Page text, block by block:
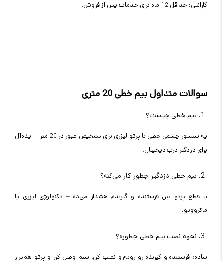
گارانتی: حداقل 12 ماه برای خدمات پس از فروش.
سوالات متداول بیم خطی 20 متری
بیم خطی چیست؟
یه سنسور چشمی خطی با پرتو لیزری برای تشخیص عبور در 20 متر – ایده‌آل
برای دزدگیر درب دیجیتال.
بیم خطی دزدگیر چطور کار می‌کنه؟
با قطع پرتو بین فرستنده و گیرنده, هشدار می‌ده – تکنولوژی لیزری یا
ماکروویو.
نحوه نصب بیم خطی چطوره؟
ساده: فرستنده و گیرنده رو روبه‌رو نصب کن, سیم وصل کن و پرتو هم‌تراز